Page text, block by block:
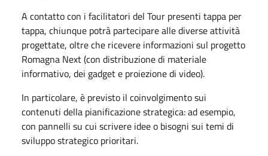
A contatto con i facilitatori del Tour presenti tappa per
tappa, chiunque potrà partecipare alle diverse attività
progettate, oltre che ricevere informazioni sul progetto
Romagna Next (con distribuzione di materiale
informativo, dei gadget e proiezione di video).
In particolare, è previsto il coinvolgimento sui
contenuti della pianificazione strategica: ad esempio,
con pannelli su cui scrivere idee o bisogni sui temi di
sviluppo strategico prioritari.